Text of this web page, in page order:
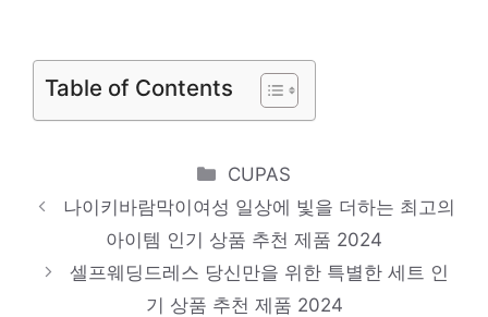
품 2024
탑텐
추천 제품 2024
식스앤드
당신의 생활을 바꿔줄 기회 인기 상품 추천
제품 2024
Table of Contents
Categories
CUPAS
나이키바람막이여성 일상에 빛을 더하는 최고의
아이템 인기 상품 추천 제품 2024
셀프웨딩드레스 당신만을 위한 특별한 세트 인
기 상품 추천 제품 2024